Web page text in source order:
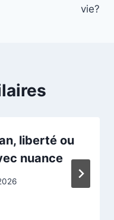
vie?
liberté ou
nuance